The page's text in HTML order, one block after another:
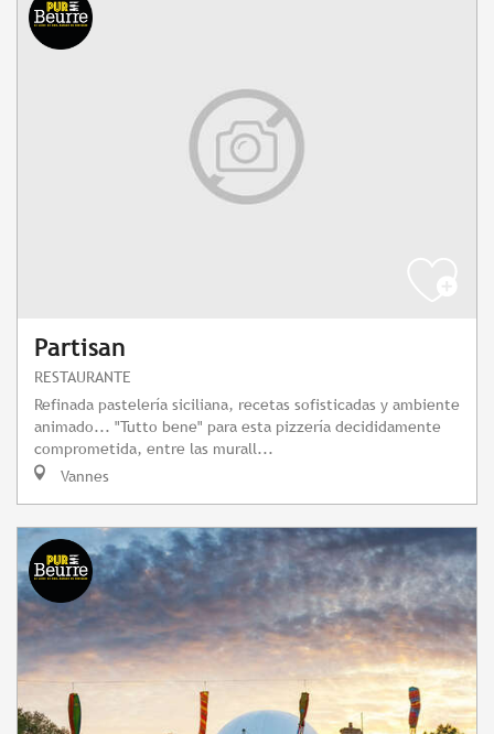
Partisan
RESTAURANTE
Refinada pastelería siciliana, recetas sofisticadas y ambiente
animado... "Tutto bene" para esta pizzería decididamente
comprometida, entre las murall...
Vannes